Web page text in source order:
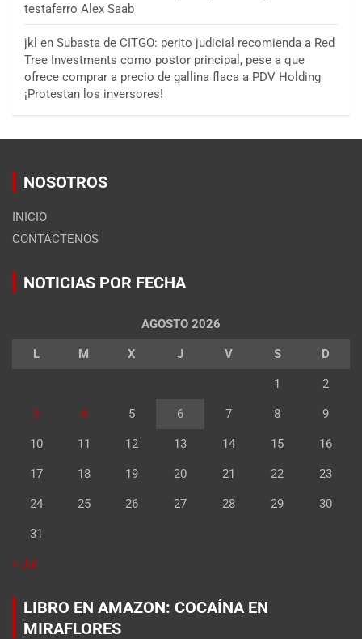
testaferro Alex Saab
jkl en Subasta de CITGO: perito judicial recomienda a Red
Tree Investments como postor principal, pese a que
ofrece comprar a precio de gallina flaca a PDV Holding
¡Protestan los inversores!
NOSOTROS
INICIO
CONTÁCTENOS
NOTICIAS POR FECHA
AGOSTO 2026
L M X J V S D
1 2
3 4 5 6 7 8 9
10 11 12 13 14 15 16
17 18 19 20 21 22 23
24 25 26 27 28 29 30
31
« Jul
LIBRO EN AMAZON: COCAÍNA EN
MIRAFLORES